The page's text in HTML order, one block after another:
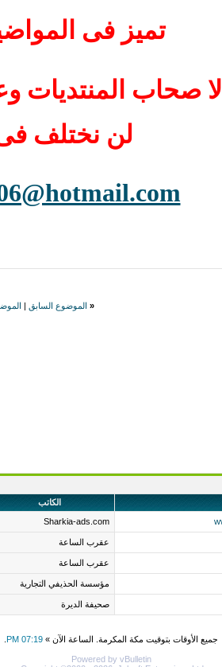
تميز فى
لا صحاب
لن نختلف
« الموضوع السابق
الكاتب
Sharkia-ads.com
عقرب الساعة
عقرب الساعة
مؤسسة الحذيفي التجارية
صحيفة الديرة
جميع الأوقات بتوقيت مكة المكرمة. الساعة الآن » 07:19 PM
Powered by vBulletin